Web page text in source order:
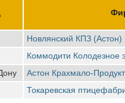
Новлянский КПЗ (Астон)
Коммодити Колодезное
Астон Крахмало-
Токаревская